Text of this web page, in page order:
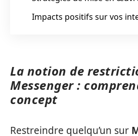
Impacts positifs sur vos
La notion de
Messenger :
concept
Restreindre quelqu’un sur